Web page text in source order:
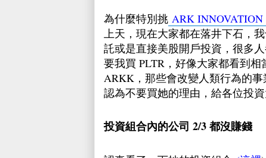
為什麼特別挑 ARK INNOVATION
上天，現在大家都在落井下石，
託或是直接美股開戶投資，很多
要我買 PLTR，好像大家都看到
ARKK，那些會改變人類行為的
認為不要買她的理由，給各位投
投資組合內的公司 2/3 都沒賺錢